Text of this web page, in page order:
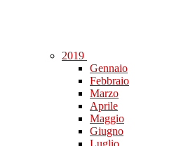
2019
Gennaio
Febbraio
Marzo
Aprile
Maggio
Giugno